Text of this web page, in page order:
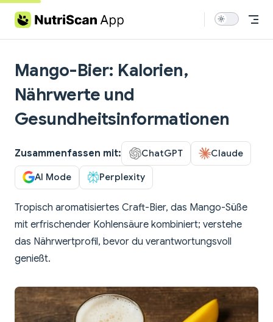
Skip to content
Mango-Bier: Kalorien,
Nährwerte und
Gesundheitsinformationen
Zusammenfassen mit: ChatGPT Claude
AI Mode Perplexity
Tropisch aromatisiertes Craft-Bier, das Mango-Süße
mit erfrischender Kohlensäure kombiniert; verstehe
das Nährwertprofil, bevor du verantwortungsvoll
genießt.